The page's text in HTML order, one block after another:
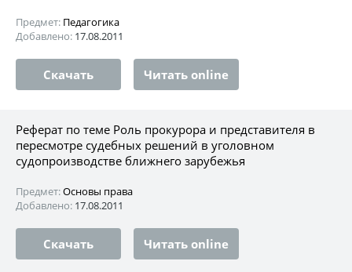
Предмет: Педагогика
Добавлено: 17.08.2011
Скачать Читать online
Реферат по теме Роль прокурора и представителя в
пересмотре судебных решений в уголовном
судопроизводстве ближнего зарубежья
Предмет:Основы права
Добавлено: 17.08.2011
Скачать Читать online